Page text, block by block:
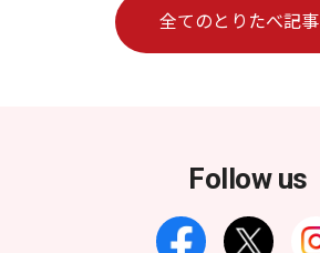
全てのとりたべ記事
Follow us